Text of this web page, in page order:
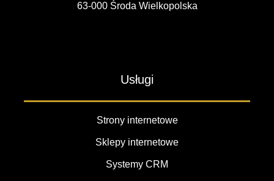
63-000 Środa Wielkopolska
Usługi
Strony internetowe
Sklepy internetowe
Systemy CRM